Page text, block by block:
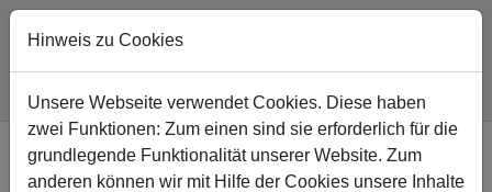
Zum Hauptinhalt springen
Sie sind hier:
Südschule Nachricht
NEWS
Hinweis zu Cookies
Unsere Webseite verwendet Cookies. Diese haben
zwei Funktionen: Zum einen sind sie erforderlich für die
grundlegende Funktionalität unserer Website. Zum
anderen können wir mit Hilfe der Cookies unsere Inhalte